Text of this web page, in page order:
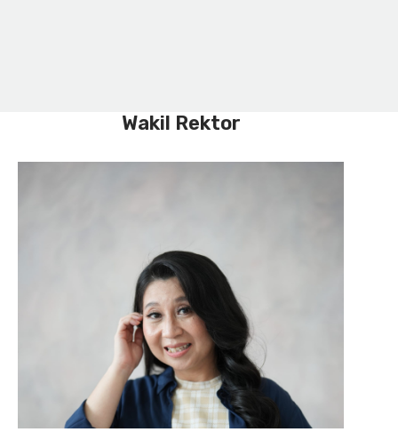
Wakil Rektor
Dr. F. V. Lanny Hartanti, S.Si.,
Wakil Rektor I